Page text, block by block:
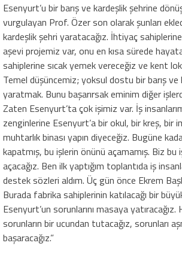
Esenyurt’u bir barış ve kardeşlik şehrine
vurgulayan Prof. Özer son olarak şunları
kardeşlik şehri yaratacağız. İhtiyaç
aşevi projemiz var, onu en kısa sürede
sahiplerine sıcak yemek vereceğiz ve kent
Temel düşüncemiz; yoksul dostu bir barış ve
yaratmak. Bunu başarırsak eminim diğer
Zaten Esenyurt’ta çok işimiz var. İş
zenginlerine Esenyurt’a bir okul, bir kreş, bir
muhtarlık binası yapın diyeceğiz. Bugüne
kapatmış, bu işlerin önünü açamamış. Biz bu
açacağız. Ben ilk yaptığım toplantıda iş
destek sözleri aldım. Üç gün önce Ekrem
Burada fabrika sahiplerinin katılacağı bir
Esenyurt’un sorunlarını masaya
sorunların bir ucundan tutacağız, sorunları
başaracağız.”